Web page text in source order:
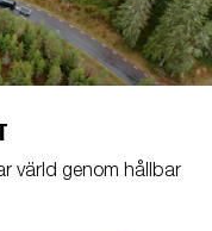
värld genom hållbar